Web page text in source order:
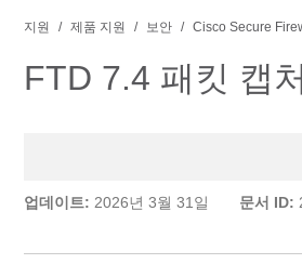
지원 제품 지원 보안 Cisco Secure
FTD 7.4 패킷 캡
업데이트: 2026년 3월 31일 문서 ID: